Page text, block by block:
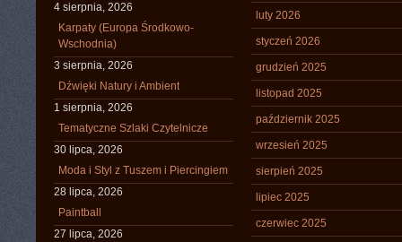
4 sierpnia, 2026
Karpaty (Europa Środkowo-
Wschodnia)
3 sierpnia, 2026
Dźwięki Natury i Ambient
1 sierpnia, 2026
Tematyczne Szlaki Czytelnicze
30 lipca, 2026
Moda i Styl z Tuszem i Piercingiem
28 lipca, 2026
Paintball
27 lipca, 2026
luty 2026
styczeń 2026
grudzień 2025
listopad 2025
październik 2025
wrzesień 2025
sierpień 2025
lipiec 2025
czerwiec 2025